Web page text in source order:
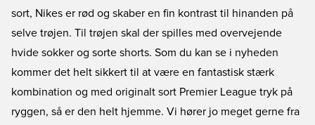
sort, Nikes er rød og skaber en fin kontrast til hinanden på
selve trøjen. Til trøjen skal der spilles med overvejende
hvide sokker og sorte shorts. Som du kan se i nyheden
kommer det helt sikkert til at være en fantastisk stærk
kombination og med originalt sort Premier League tryk på
ryggen, så er den helt hjemme. Vi hører jo meget gerne fra